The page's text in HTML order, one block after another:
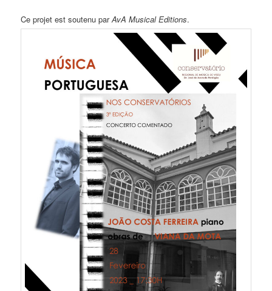
Ce projet est soutenu parAvA Musical Editions.